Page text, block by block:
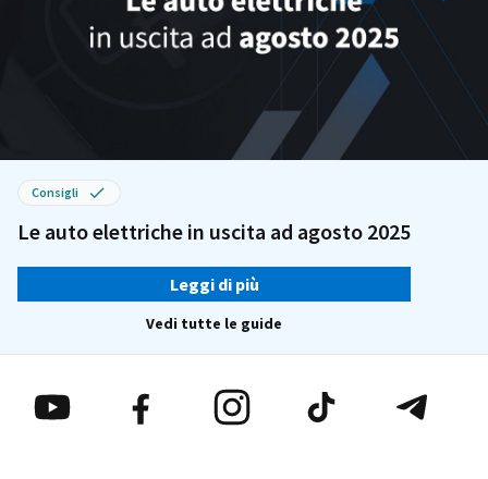
Consigli
Le auto elettriche in uscita ad agosto 2025
Leggi di più
Vedi tutte le guide